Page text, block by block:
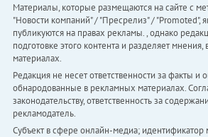
Материалы, которые размещаются на сайте с
"Новости компаний" / "Пресрелиз" / "Promoted",
публикуются на правах рекламы. , однако
подготовке этого контента и разделяет
материалах.
Редакция не несет ответственности за факты
обнародованные в рекламных материалах.
законодательству, ответственность за
рекламодатель.
Субъект в сфере онлайн-медиа;